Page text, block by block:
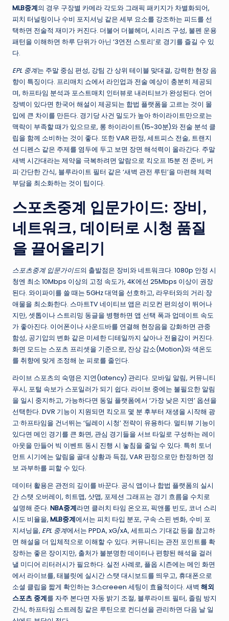
MLB중계의 경우 구장별 카메라 각도와 그래픽 패키지가 차별화되어,
피치 터널링이나 수비 포지셔닝 같은 세부 요소를 강조하는 피드를 선
택하면 전술적 재미가 커진다. 더불어 더블헤더, 시리즈 구성, 불펜 운용
패턴을 이해하면 하루 단위가 아닌 ‘3연전 스토리’로 경기를 즐길 수 있
다.
EPL 중계는 주말 중심 편성, 강팀 간 상위 테이블 맞대결, 강력한 현장 음
향이 특징이다. 프리매치 쇼에서 라인업과 전술 예상이 충분히 제공되
며, 하프타임 분석과 포스트매치 인터뷰로 내러티브가 완성된다. 언어
장벽이 있다면 한국어 해설이 제공되는 합법 플랫폼을 고르는 것이 몰
입에 큰 차이를 만든다. 경기당 사건 밀도가 높아 하이라이트만으로는
맥락이 부족할 때가 있으므로, 롱 하이라이트(15~30분)와 전술 분석 클
립을 함께 소비하는 것이 좋다. 또한 VAR 판정, 세트피스 전술, 트랜지
션 디펜스 같은 주제를 염두에 두고 보면 장면 해석력이 올라간다. 주말
새벽 시간대라는 제약을 극복하려면 알람으로 킥오프 15분 전 준비, 커
피·간단한 간식, 블루라이트 필터 같은 ‘새벽 관전 루틴’을 마련해 체력
부담을 최소화하는 것이 팁이다.
스포츠중계 입문가이드: 장비,
네트워크, 데이터로 시청 품질
을 끌어올리기
스포츠중계 입문가이드의 출발점은 장비와 네트워크다. 1080p 안정 시
청엔 최소 10Mbps 이상의 고정 속도가, 4K에선 25Mbps 이상이 권장
된다. 와이파이를 쓸 때는 5GHz 대역을 선호하고, 라우터와의 거리·장
애물을 최소화한다. 스마트TV 네이티브 앱은 리모컨 편의성이 뛰어나
지만, 셋톱이나 스트리밍 동글을 병행하면 앱 선택 폭과 업데이트 속도
가 좋아진다. 이어폰이나 사운드바를 연결해 현장음을 강화하면 관중
함성, 공기압의 변화 같은 미세한 디테일까지 살아나 전율감이 커진다.
화면 모드는 스포츠 프리셋을 기준으로, 잔상 감소(Motion)와 색온도
를 취향에 맞게 조정해 눈 피로를 줄인다.
라이브 스포츠의 숙명은 지연(latency) 관리다. 모바일 알림, 커뮤니티
푸시, 포털 속보가 스포일러가 되기 쉽다. 라이브 중에는 불필요한 알림
을 일시 중지하고, 가능하다면 동일 플랫폼에서 ‘가장 낮은 지연’ 옵션을
선택한다. DVR 기능이 지원되면 킥오프 몇 분 후부터 재생을 시작해 광
고·하프타임을 건너뛰는 ‘딜레이 시청’ 전략이 유용하다. 멀티뷰 기능이
있다면 메인 경기를 큰 화면, 관심 경기들을 서브 타일로 구성하는 레이
아웃을 만들어 빅 이벤트 동시 진행 시 놓침을 줄일 수 있다. 특히 토너
먼트 시기에는 알림을 골대 상황과 득점, VAR 판정으로만 한정하면 정
보 과부하를 피할 수 있다.
데이터 활용은 관전의 깊이를 바꾼다. 공식 앱이나 합법 플랫폼의 실시
간 스탯 오버레이, 히트맵, 샷맵, 포제션 그래프는 경기 흐름을 수치로
설명해 준다. NBA중계라면 클러치 타임 온오프, 픽앤롤 빈도, 코너 스리
시도 비율을, MLB중계에서는 피치 타입 분포, 구속·스핀 변화, 수비 포
지셔닝을, EPL 중계에서는 PPDA, xG/xA, 세트피스 기대값 등을 참고하
면 해설을 더 입체적으로 이해할 수 있다. 커뮤니티는 관전 포인트를 확
장하는 좋은 장이지만, 출처가 불분명한 데이터나 편향된 해석을 걸러
낼 미디어 리터러시가 필요하다. 실전 사례로, 플옵 시즌에는 메인 화면
에서 라이브를, 태블릿에 실시간 스탯 대시보드를 띄우고, 휴대폰으로
소셜 클립을 짧게 확인하는 3스creeen 세팅이 효율적이다. 새벽 해외
스포츠 중계를 자주 본다면 자동 밝기 조절, 블루라이트 필터, 졸림 방지
간식, 하프타임 스트레칭 같은 루틴으로 컨디션을 관리하면 다음 날 일